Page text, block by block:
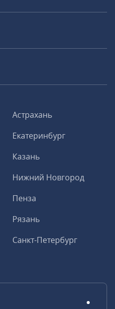
Астрахань
Екатеринбург
Казань
Нижний Новгород
Пенза
Рязань
Санкт-Петербург